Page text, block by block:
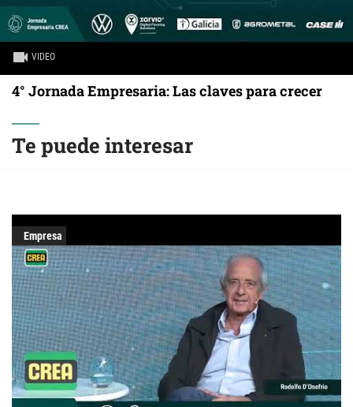
VIDEO
4° Jornada Empresaria: Las claves para crecer
Te puede interesar
Empresa